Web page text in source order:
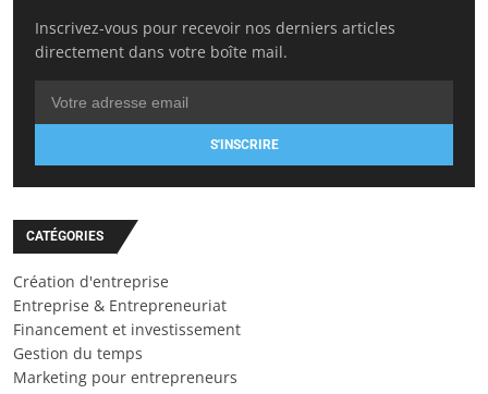
Inscrivez-vous pour recevoir nos derniers articles
directement dans votre boîte mail.
S'INSCRIRE
CATÉGORIES
Création d'entreprise
Entreprise & Entrepreneuriat
Financement et investissement
Gestion du temps
Marketing pour entrepreneurs